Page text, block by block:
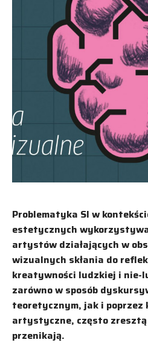
Problematyka SI w
estetycznych
artystów działających w
wizualnych skłania do
kreatywności ludzkiej i nie-
zarówno w sposób
teoretycznym, jak i
artystyczne, często
przenikają.